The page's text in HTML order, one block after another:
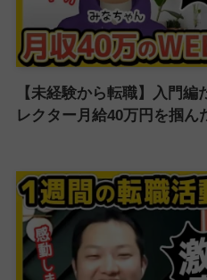
【未経験から転職】入門
レクター月給40万円を掴ん